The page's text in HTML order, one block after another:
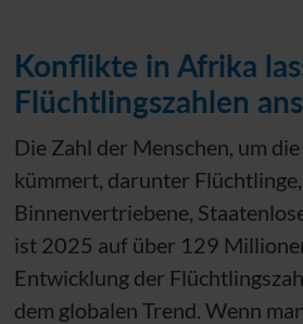
Konflikte in Afrika
Flüchtlingszahlen
Die Zahl der Menschen, um
kümmert, darunter
Binnenvertriebene,
ist 2025 auf über 129
Entwicklung der
dem globalen Trend. Wenn